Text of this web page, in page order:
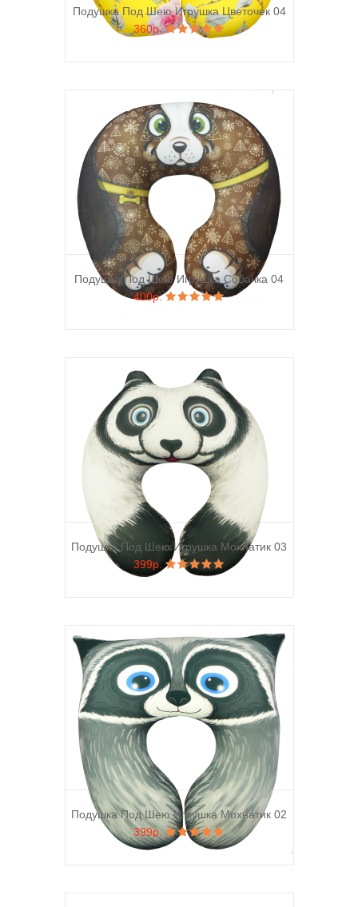
Подушка Под Шею Игрушка Цветочек 04
360р.
Подушка Под Шею Игрушка Собачка 04
400р.
Подушка Под Шею Игрушка Мохнатик 03
399р.
Подушка Под Шею Игрушка Мохнатик 02
399р.